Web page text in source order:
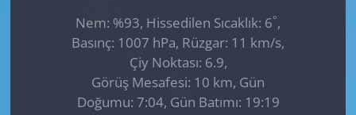
Nem: %93, Hissedilen Sıcaklık: 6°,
Basınç: 1007 hPa, Rüzgar: 11 km/s,
Çiy Noktası: 6.9,
Görüş Mesafesi: 10 km, Gün
Doğumu: 7:04, Gün Batımı: 19:19
SAĞLIK
SPOR